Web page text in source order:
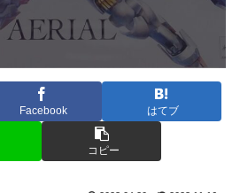
Facebook はてブ
コピー